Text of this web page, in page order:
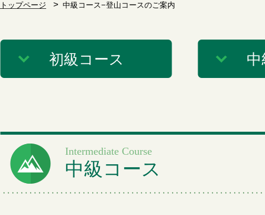
トップページ 中級コース−登山コースのご案内
初級コース
Intermediate Course
中級コース